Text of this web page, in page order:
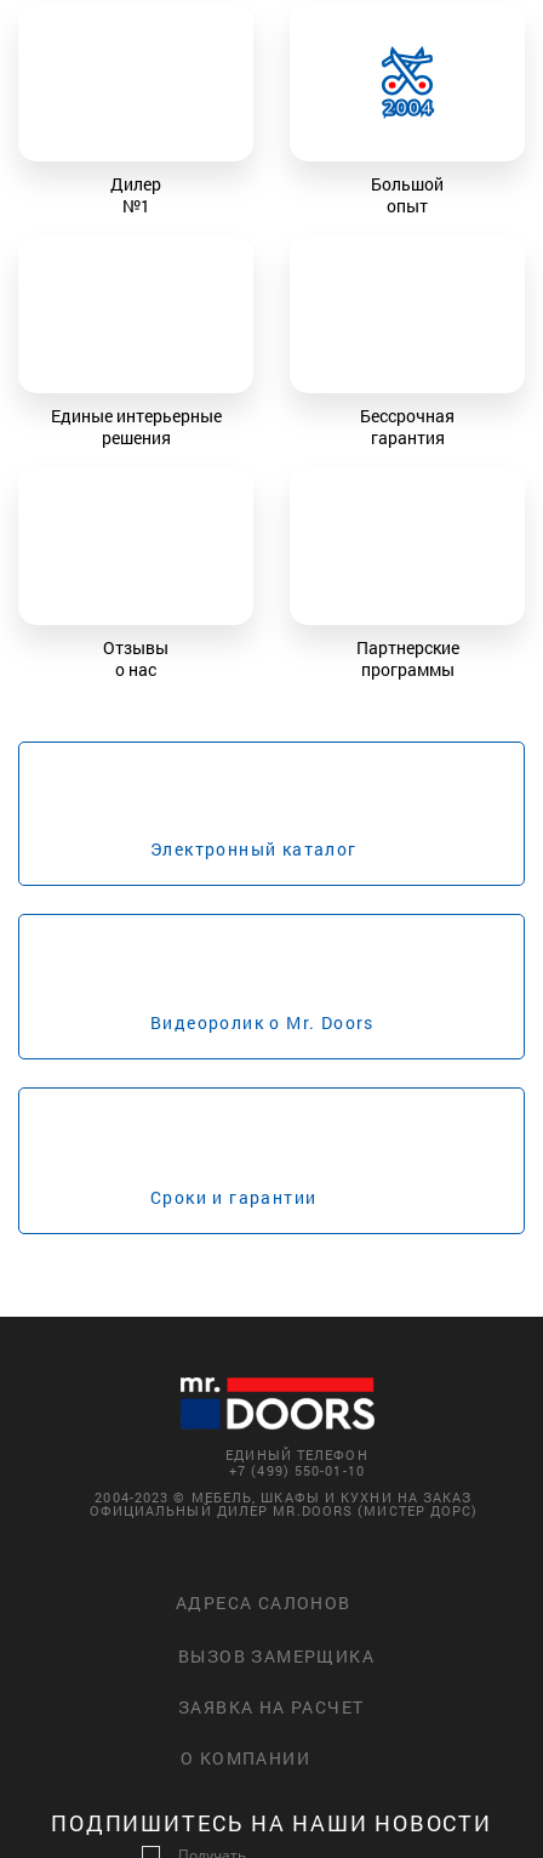
Дилер
№1
Большой
опыт
Единые интерьерные
решения
Бессрочная
гарантия
Отзывы
о нас
Партнерские
программы
Электронный каталог
Видеоролик о Mr. Doors
Сроки и гарантии
ЕДИНЫЙ ТЕЛЕФОН
+7 (499) 550-01-10
2004-2023 © МЕБЕЛЬ, ШКАФЫ И КУХНИ НА ЗАКАЗ
ОФИЦИАЛЬНЫЙ ДИЛЕР MR.DOORS (МИСТЕР ДОРС)
АДРЕСА САЛОНОВ
ВЫЗОВ ЗАМЕРЩИКА
ЗАЯВКА НА РАСЧЕТ
О КОМПАНИИ
ПОДПИШИТЕСЬ НА НАШИ НОВОСТИ